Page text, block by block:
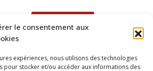
le consentement aux
expériences, nous utilisons des technologies
pour stocker et/ou accéder aux informations des